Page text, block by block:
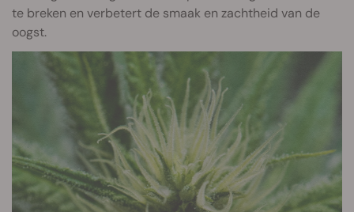
te breken en verbetert de smaak en zachtheid van de
oogst.